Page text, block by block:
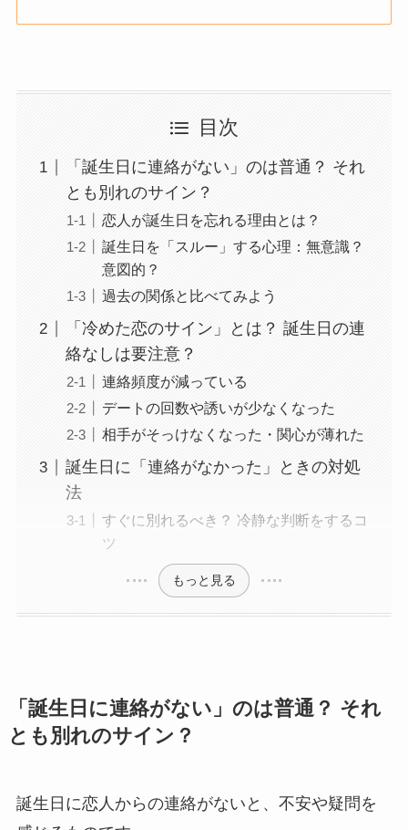
目次
「誕生日に連絡がない」のは普通？ それ
とも別れのサイン？
恋人が誕生日を忘れる理由とは？
誕生日を「スルー」する心理：無意識？
意図的？
過去の関係と比べてみよう
「冷めた恋のサイン」とは？ 誕生日の連
絡なしは要注意？
連絡頻度が減っている
デートの回数や誘いが少なくなった
相手がそっけなくなった・関心が薄れた
誕生日に「連絡がなかった」ときの対処
法
すぐに別れるべき？ 冷静な判断をするコ
ツ
もっと見る
「誕生日に連絡がない」のは普通？ それ
とも別れのサイン？
誕生日に恋人からの連絡がないと、不安や疑問を